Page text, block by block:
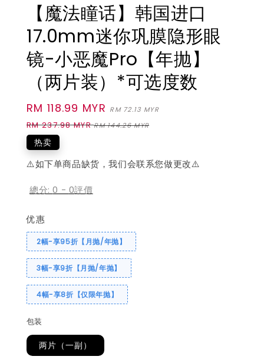
【魔法瞳话】韩国进口
17.0mm迷你巩膜隐形眼
镜-小恶魔Pro【年抛】
（两片装）*可选度数
Sale
price
RM 118.99 MYR RM 72.13 MYR
RM 237.98 MYR RM 144.26 MYR
热卖
⚠️如下单商品缺货，我们会联系您做更改⚠️
總分:0 - 0評價
优惠
2幅-享95折【月抛/年抛】
3幅-享9折【月抛/年抛】
4幅-享8折【仅限年抛】
包装
两片（一副）